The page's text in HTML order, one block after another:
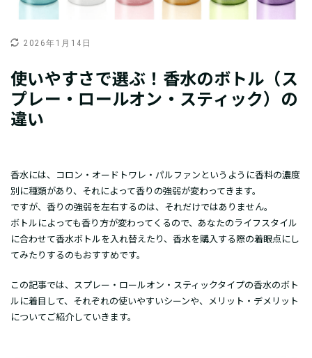
2026年1月14日
使いやすさで選ぶ！香水のボトル（ス
プレー・ロールオン・スティック）の
違い
香水には、コロン・オードトワレ・パルファンというように香料の濃度
別に種類があり、それによって香りの強弱が変わってきます。
ですが、香りの強弱を左右するのは、それだけではありません。
ボトルによっても香り方が変わってくるので、あなたのライフスタイル
に合わせて香水ボトルを入れ替えたり、香水を購入する際の着眼点にし
てみたりするのもおすすめです。
この記事では、スプレー・ロールオン・スティックタイプの香水のボト
ルに着目して、それぞれの使いやすいシーンや、メリット・デメリット
についてご紹介していきます。